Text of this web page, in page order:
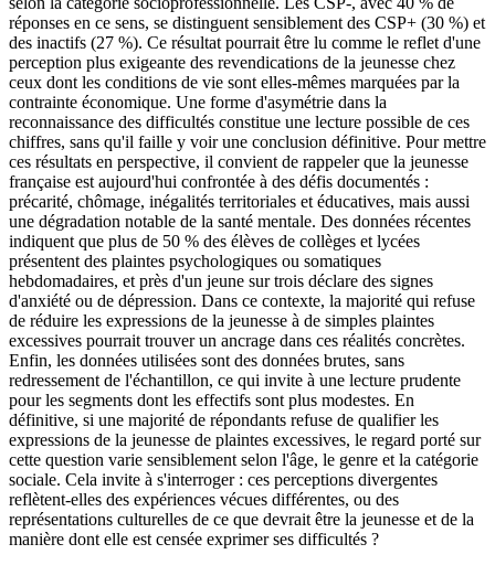
réponses en ce sens, se distinguent sensiblement des CSP+ (30 %) et
des inactifs (27 %). Ce résultat pourrait être lu comme le reflet d'une
perception plus exigeante des revendications de la jeunesse chez
ceux dont les conditions de vie sont elles-mêmes marquées par la
contrainte économique. Une forme d'asymétrie dans la
reconnaissance des difficultés constitue une lecture possible de ces
chiffres, sans qu'il faille y voir une conclusion définitive. Pour mettre
ces résultats en perspective, il convient de rappeler que la jeunesse
française est aujourd'hui confrontée à des défis documentés :
précarité, chômage, inégalités territoriales et éducatives, mais aussi
une dégradation notable de la santé mentale. Des données récentes
indiquent que plus de 50 % des élèves de collèges et lycées
présentent des plaintes psychologiques ou somatiques
hebdomadaires, et près d'un jeune sur trois déclare des signes
d'anxiété ou de dépression. Dans ce contexte, la majorité qui refuse
de réduire les expressions de la jeunesse à de simples plaintes
excessives pourrait trouver un ancrage dans ces réalités concrètes.
Enfin, les données utilisées sont des données brutes, sans
redressement de l'échantillon, ce qui invite à une lecture prudente
pour les segments dont les effectifs sont plus modestes. En
définitive, si une majorité de répondants refuse de qualifier les
expressions de la jeunesse de plaintes excessives, le regard porté sur
cette question varie sensiblement selon l'âge, le genre et la catégorie
sociale. Cela invite à s'interroger : ces perceptions divergentes
reflètent-elles des expériences vécues différentes, ou des
représentations culturelles de ce que devrait être la jeunesse et de la
manière dont elle est censée exprimer ses difficultés ?